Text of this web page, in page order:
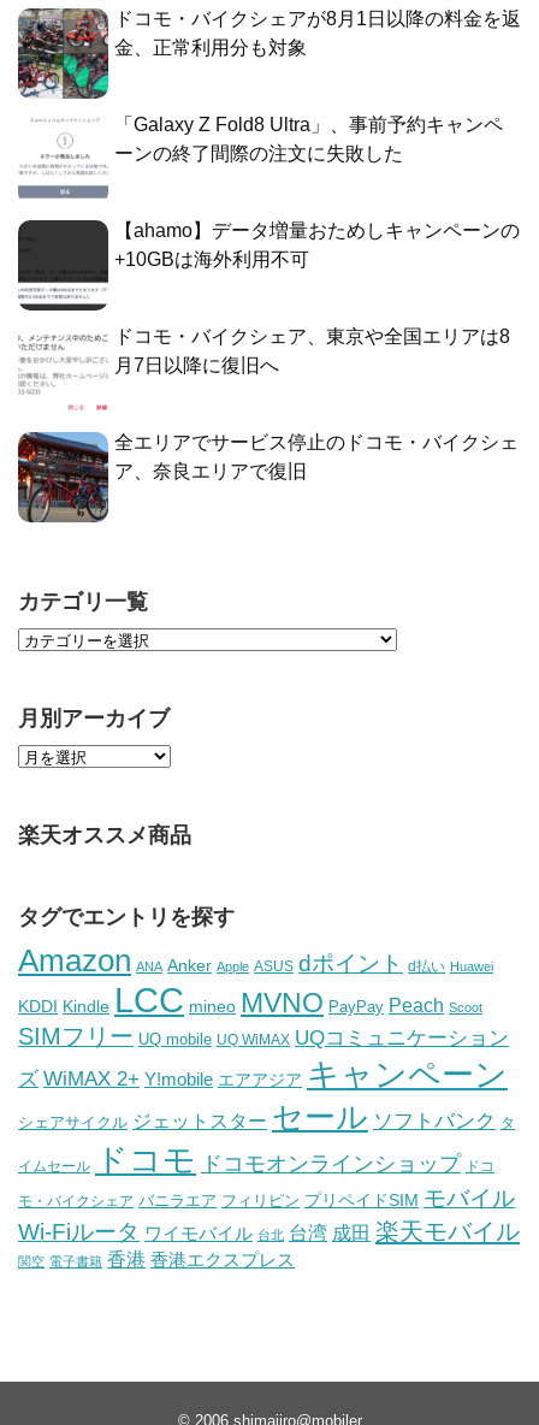
ドコモ・バイクシェアが8月1日以降の料金を返
金、正常利用分も対象
「Galaxy Z Fold8 Ultra」、事前予約キャンペ
ーンの終了間際の注文に失敗した
【ahamo】データ増量おためしキャンペーンの
+10GBは海外利用不可
ドコモ・バイクシェア、東京や全国エリアは8
月7日以降に復旧へ
全エリアでサービス停止のドコモ・バイクシェ
ア、奈良エリアで復旧
カテゴリ一覧
月別アーカイブ
楽天オススメ商品
タグでエントリを探す
Amazon ANA Anker Apple ASUS dポイント d払い Huawei
KDDI Kindle LCC mineo MVNO PayPay Peach Scoot
SIMフリー UQ mobile UQ WiMAX UQコミュニケーション
ズ WiMAX 2+ Y!mobile エアアジア キャンペーン
シェアサイクル ジェットスター セール ソフトバンク タ
イムセール ドコモ ドコモオンラインショップ ドコ
モ・バイクシェア バニラエア フィリピン プリペイドSIM モバイル
Wi-Fiルータ ワイモバイル 台北 台湾 成田 楽天モバイル
関空 電子書籍 香港 香港エクスプレス
© 2006 shimajiro@mobiler